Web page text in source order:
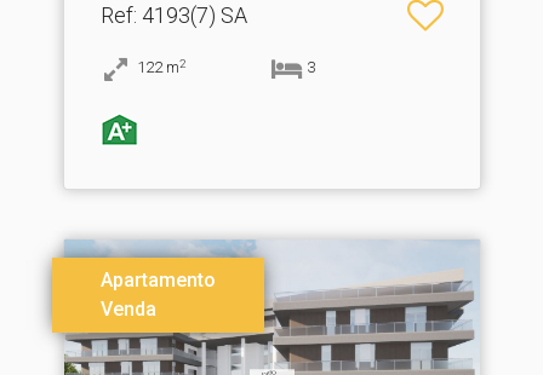
Ref: 4193(7) SA
122 m2 3
Apartamento
Venda